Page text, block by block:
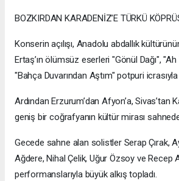
BOZKIRDAN KARADENİZ’E TÜRKÜ
Konserin açılışı, Anadolu abdallık
Ertaş’ın ölümsüz eserleri "Gönül Dağı",
"Bahça Duvarından Aştım" potpuri icrasıyla
Ardından Erzurum’dan Afyon’a, Sivas’tan
geniş bir coğrafyanın kültür mirası
Gecede sahne alan solistler Serap Çırak,
Ağdere, Nihal Çelik, Uğur Özsoy ve Recep
performanslarıyla büyük alkış topladı.